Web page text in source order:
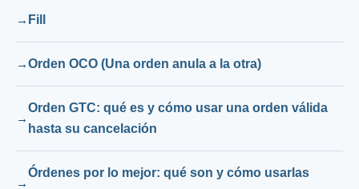
Fill
Orden OCO (Una orden anula a la otra)
Orden GTC: qué es y cómo usar una orden válida
hasta su cancelación
Órdenes por lo mejor: qué son y cómo usarlas